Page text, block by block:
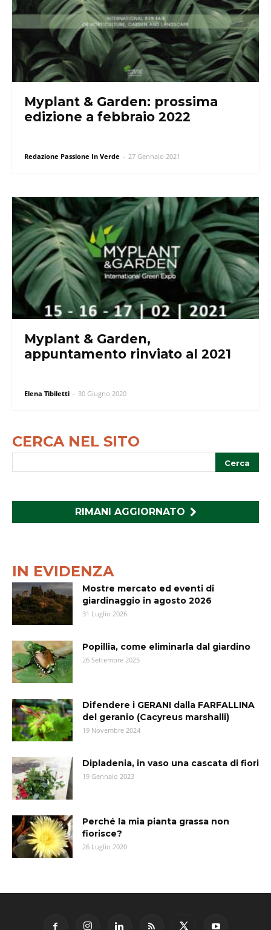
Myplant & Garden: prossima
edizione a febbraio 2022
Redazione Passione In Verde - 27 Gennaio 2021
Myplant & Garden,
appuntamento rinviato al 2021
Elena Tibiletti - 30 Giugno 2020
CERCA NEL SITO
RIMANI AGGIORNATO
IN EVIDENZA
Mostre mercato ed eventi di
giardinaggio in agosto 2026
31 Luglio 2026
Popillia, come eliminarla dal giardino
26 Settembre 2025
Difendere i GERANI dalla FARFALLINA
del geranio (Cacyreus marshalli)
19 Novembre 2024
Dipladenia, in vaso una cascata di fiori
19 Gennaio 2023
Perché la mia pianta grassa non
fiorisce?
26 Luglio 2020